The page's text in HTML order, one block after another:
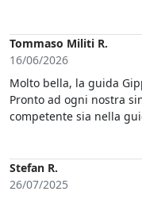
Tommaso Militi R.
16/06/2026
Molto bella, la guida
Pronto ad ogni nostra
competente sia nella
Stefan R.
26/07/2025